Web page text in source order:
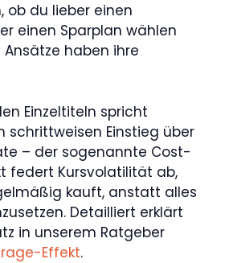
ob du lieber einen
einen Sparplan wählen
Ansätze haben ihre
Einzeltiteln spricht
schrittweisen Einstieg über
– der sogenannte Cost-
federt Kursvolatilität ab,
kauft, anstatt alles
Detailliert erklärt
in unserem Ratgeber
Effekt.